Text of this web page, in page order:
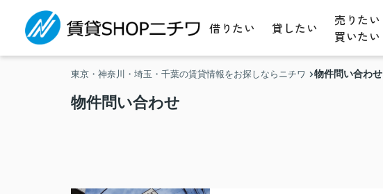
借りたい 貸したい
売りたい
買いたい
東京・神奈川・埼玉・千葉の賃貸情報をお探しならニチワ 物件問い合わせ
物件問い合わせ